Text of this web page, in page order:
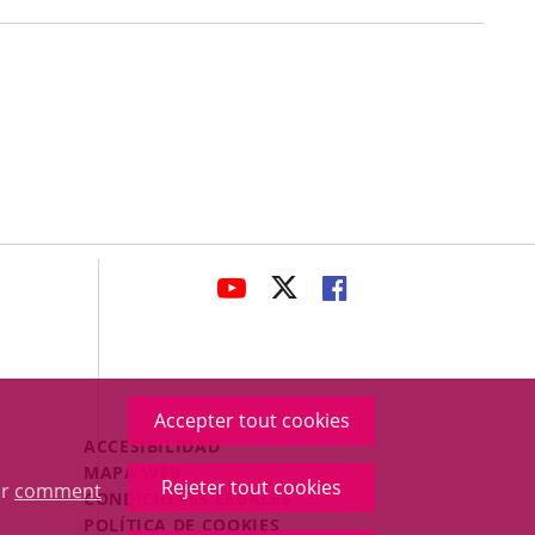
comment
Accepter tout cookies
Rejeter tout cookies
ENLACE
APLICACIÓN
EXTERNA.
ENLACE
APLICACIÓN
EXTERNA.
ENLACE
APLICACIÓN
EXTERNA.
Menú
Legal
Footer
ACCESIBILIDAD
MAPA WEB
CONDICIONES LEGALES
POLÍTICA DE COOKIES